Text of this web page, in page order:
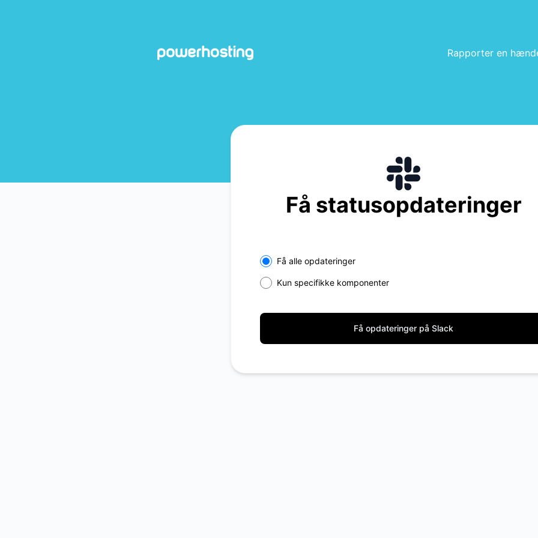
Rapporter en
Få statusopdateringer
Select the components you want to receive updates for
Få alle opdateringer
Kun specifikke komponenter
Få opdateringer på Slack